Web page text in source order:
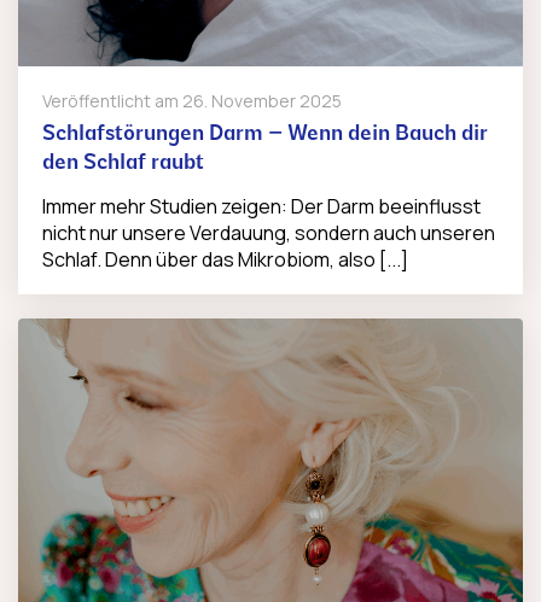
Veröffentlicht am 26. November 2025
Schlafstörungen Darm – Wenn dein Bauch dir
den Schlaf raubt
Immer mehr Studien zeigen: Der Darm beeinflusst
nicht nur unsere Verdauung, sondern auch unseren
Schlaf. Denn über das Mikrobiom, also [...]